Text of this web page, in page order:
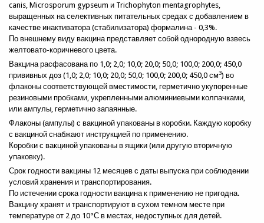
canis, Microsporum gypseum и Trichophyton mentagrophytes,
выращенных на селективных питательных средах с добавлением в
качестве инактиватора (стабилизатора) формалина - 0,3%.
По внешнему виду вакцина представляет собой однородную взвесь
желтовато-коричневого цвета.
Вакцина расфасована по 1,0; 2,0; 10,0; 20,0; 50,0; 100,0; 200,0; 450,0
прививных доз (1,0; 2,0; 10,0; 20,0; 50,0; 100,0; 200,0; 450,0 см3) во
флаконы соответствующей вместимости, герметично укупоренные
резиновыми пробками, укрепленными алюминиевыми колпачками,
или ампулы, герметично запаянные.
Флаконы (ампулы) с вакциной упакованы в коробки. Каждую коробку
с вакциной снабжают инструкцией по применению.
Коробки с вакциной упакованы в ящики (или другую вторичную
упаковку).
Срок годности вакцины 12 месяцев с даты выпуска при соблюдении
условий хранения и транспортирования.
По истечении срока годности вакцина к применению не пригодна.
Вакцину хранят и транспортируют в сухом темном месте при
температуре от 2 до 10°С в местах, недоступных для детей.